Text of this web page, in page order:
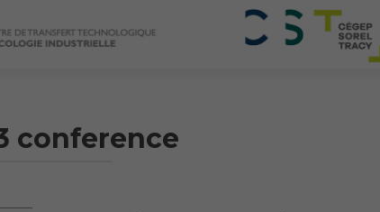
conference